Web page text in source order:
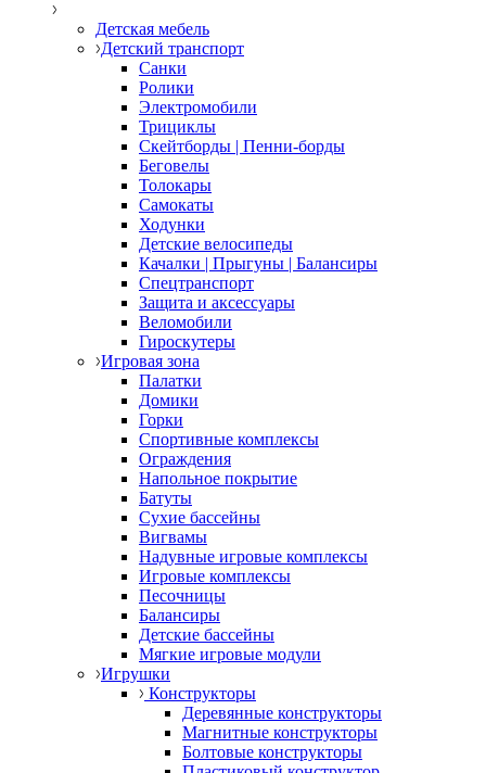
Детская мебель
Детский транспорт
Санки
Ролики
Электромобили
Трициклы
Скейтборды | Пенни-борды
Беговелы
Толокары
Самокаты
Ходунки
Детские велосипеды
Качалки | Прыгуны | Балансиры
Спецтранспорт
Защита и аксессуары
Веломобили
Гироскутеры
Игровая зона
Палатки
Домики
Горки
Спортивные комплексы
Ограждения
Напольное покрытие
Батуты
Сухие бассейны
Вигвамы
Надувные игровые комплексы
Игровые комплексы
Песочницы
Балансиры
Детские бассейны
Мягкие игровые модули
Игрушки
Конструкторы
Деревянные конструкторы
Магнитные конструкторы
Болтовые конструкторы